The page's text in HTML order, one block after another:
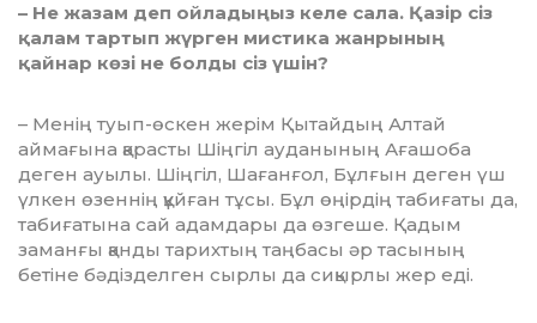
– Не жазам деп ойладыңыз келе сала. Қазір сіз
қалам тартып жүрген мис­тика жанрының
қайнар көзі не болды сіз үшін?
– Менің туып-өскен жерім Қы­тай­дың Алтай
аймағына қарасты Шің­гіл ауданының Ағашоба
деген ауы­лы. Шіңгіл, Шағанғол, Бұлғын де­ген үш
үлкен өзеннің құйған тұ­сы. Бұл өңірдің табиғаты да,
та­би­ғатына сай адамдары да өзгеше. Қа­дым
заманғы қанды тарихтың таң­басы әр тасының
бетіне бә­діз­дел­ген сырлы да сиқырлы жер еді.